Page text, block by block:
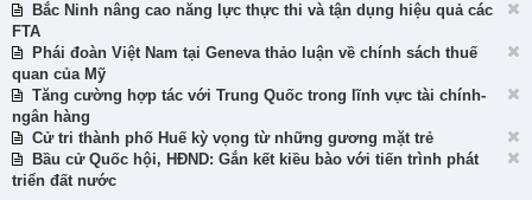
Bắc Ninh nâng cao năng lực thực thi và tận dụng hiệu quả các
FTA
Phái đoàn Việt Nam tại Geneva thảo luận về chính sách thuế
quan của Mỹ
Tăng cường hợp tác với Trung Quốc trong lĩnh vực tài chính-
ngân hàng
Cử tri thành phố Huế kỳ vọng từ những gương mặt trẻ
Bầu cử Quốc hội, HĐND: Gắn kết kiều bào với tiến trình phát
triển đất nước